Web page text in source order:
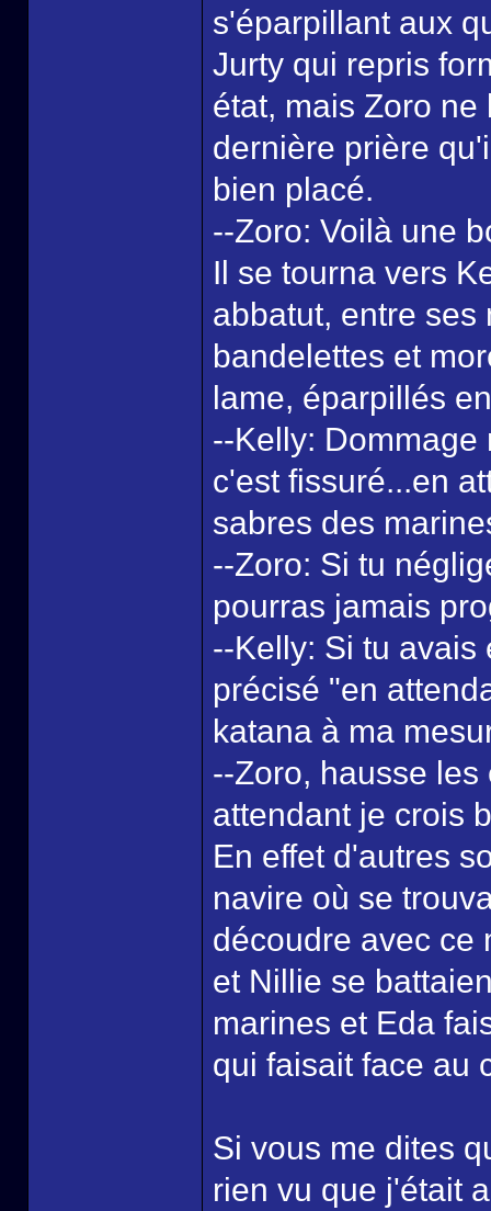
s'éparpillant aux
Jurty qui repris
état, mais Zoro
dernière prière
bien placé.
--Zoro: Voilà une
Il se tourna vers
abbatut, entre
bandelettes et
lame, éparpillés
--Kelly:
c'est fissuré...en
sabres des
--Zoro: Si tu
pourras jamais
--Kelly: Si tu avais
précisé "en
katana à ma
--Zoro, hausse
attendant je crois
En effet d'autres
navire où se
découdre avec ce
et Nillie se
marines et Eda
qui faisait face au
Si vous me dites
rien vu que j'était